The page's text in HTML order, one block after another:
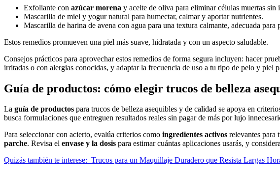
Exfoliante con azúcar morena y aceite de oliva para eliminar células muertas sin
Mascarilla de miel y yogur natural para humectar, calmar y aportar nutrientes.
Mascarilla de harina de avena con agua para una textura calmante, adecuada para
Estos remedios promueven una piel más suave, hidratada y con un aspecto saludable.
Consejos prácticos para aprovechar estos remedios de forma segura incluyen: hacer
irritadas o con alergias conocidas, y adaptar la frecuencia de uso a tu tipo de pelo y piel
Guía de productos: cómo elegir trucos de belleza
La guía de productos para trucos de belleza asequibles y de calidad se apoya en
busca formulaciones que entreguen resultados reales sin pagar de más por lujo
Para seleccionar con acierto, evalúa criterios como ingredientes activos relevantes para
parche. Revisa el envase y la dosis para estimar cuántas aplicaciones usarás, y
Quizás también te interese: Trucos para un Maquillaje Duradero que Resista Largas